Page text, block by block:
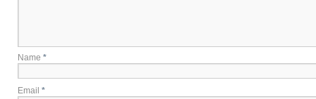
Name *
Email *